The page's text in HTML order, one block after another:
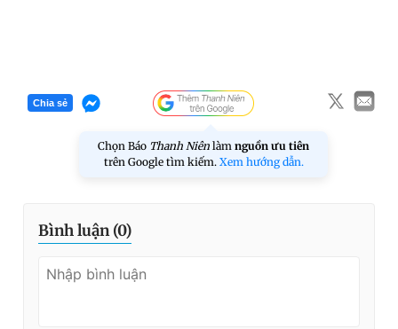
Chia sẻ
Chọn Báo Thanh Niên làm nguồn ưu tiên
trên Google tìm kiếm. Xem hướng dẫn.
Bình luận (0)